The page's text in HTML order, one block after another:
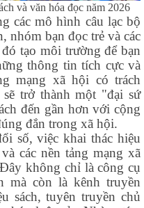
và văn hóa đọc năm 2026
mô hình câu lạc bộ
nhóm bạn đọc trẻ và các
tạo môi trường để bạn
thông tin tích cực và
mạng xã hội có trách
trở thành một "đại sứ
đến gần hơn với cộng
đắn trong xã hội.
số, việc khai thác hiệu
các nền tảng mạng xã
không chỉ là công cụ
mà còn là kênh truyền
sách, tuyên truyền chủ